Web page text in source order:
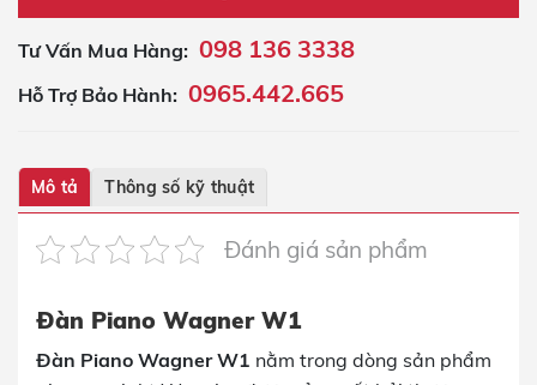
Tư Vấn Mua Hàng: 098 136 3338
Hỗ Trợ Bảo Hành: 0965.442.665
Mô tả Thông số kỹ thuật
Đánh giá sản phẩm
Đàn Piano Wagner W1
Đàn Piano Wagner W1 nằm trong dòng sản phẩm